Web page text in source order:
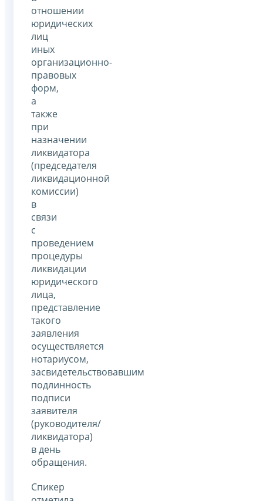
отношении
юридических
лиц
иных
организационно-
правовых
форм,
а
также
при
назначении
ликвидатора
(председателя
ликвидационной
комиссии)
в
связи
с
проведением
процедуры
ликвидации
юридического
лица,
представление
такого
заявления
осуществляется
нотариусом,
засвидетельствовавшим
подлинность
подписи
заявителя
(руководителя/
ликвидатора)
в день
обращения.
Спикер